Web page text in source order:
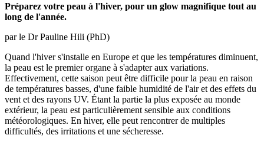
Préparez votre peau à l'hiver, pour un glow magnifique tout au
long de l'année.
par le Dr Pauline Hili (PhD)
Quand l'hiver s'installe en Europe et que les températures diminuent,
la peau est le premier organe à s'adapter aux variations.
Effectivement, cette saison peut être difficile pour la peau en raison
de températures basses, d'une faible humidité de l'air et des effets du
vent et des rayons UV. Étant la partie la plus exposée au monde
extérieur, la peau est particulièrement sensible aux conditions
météorologiques. En hiver, elle peut rencontrer de multiples
difficultés, des irritations et une sécheresse.